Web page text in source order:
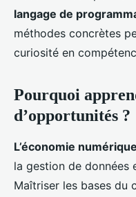
langage de
méthodes concrètes
curiosité en
Pourquoi
d’opportunités ?
L’économie numérique
la gestion de données
Maîtriser les bases du